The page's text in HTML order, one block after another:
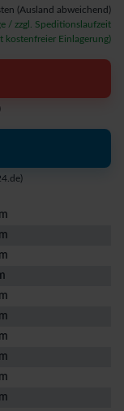
(Ausland abweichend)
/ zzgl. Speditionslaufzeit
kostenfreier Einlagerung)